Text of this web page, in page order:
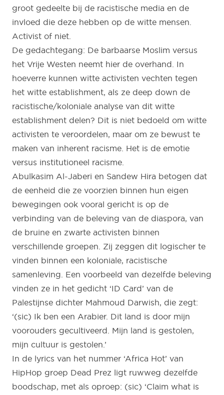
groot gedeelte bij de racistische media en de
invloed die deze hebben op de witte mensen.
Activist of niet.
De gedachtegang: De barbaarse Moslim versus
het Vrije Westen neemt hier de overhand. In
hoeverre kunnen witte activisten vechten tegen
het witte establishment, als ze deep down de
racistische/koloniale analyse van dit witte
establishment delen? Dit is niet bedoeld om witte
activisten te veroordelen, maar om ze bewust te
maken van inherent racisme. Het is de emotie
versus institutioneel racisme.
Abulkasim Al-Jaberi en Sandew Hira betogen dat
de eenheid die ze voorzien binnen hun eigen
bewegingen ook vooral gericht is op de
verbinding van de beleving van de diaspora, van
de bruine en zwarte activisten binnen
verschillende groepen. Zij zeggen dit logischer te
vinden binnen een koloniale, racistische
samenleving. Een voorbeeld van dezelfde beleving
vinden ze in het gedicht ‘ID Card’ van de
Palestijnse dichter Mahmoud Darwish, die zegt:
‘(sic) Ik ben een Arabier. Dit land is door mijn
voorouders gecultiveerd. Mijn land is gestolen,
mijn cultuur is gestolen.’
In de lyrics van het nummer ‘Africa Hot’ van
HipHop groep Dead Prez ligt ruwweg dezelfde
boodschap, met als oproep: (sic) ‘Claim what is